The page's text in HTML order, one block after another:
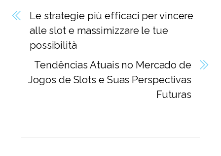
Le strategie più efficaci per vincere
alle slot e massimizzare le tue
possibilità
Tendências Atuais no Mercado de
Jogos de Slots e Suas Perspectivas
Futuras